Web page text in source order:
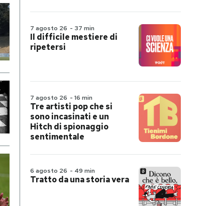
7 agosto 26 - 37 min
Il difficile mestiere di
ripetersi
7 agosto 26 - 16 min
Tre artisti pop che si
sono incasinati e un
Hitch di spionaggio
sentimentale
6 agosto 26 - 49 min
Tratto da una storia vera